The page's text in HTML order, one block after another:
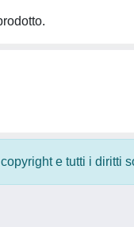
e tutti i diritti